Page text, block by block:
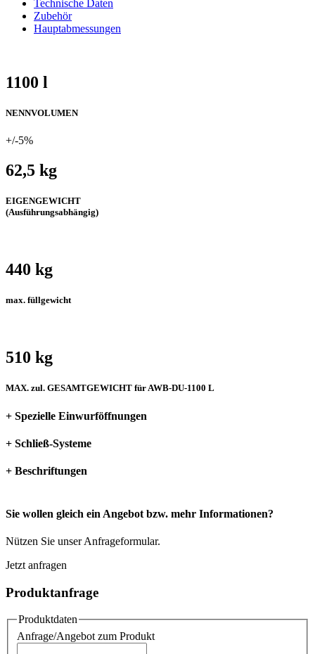
Technische Daten
Zubehör
Hauptabmessungen
1100 l
NENNVOLUMEN
+/-5%
62,5 kg
EIGENGEWICHT
(Ausführungsabhängig)
440 kg
max. füllgewicht
510 kg
MAX. zul. GESAMTGEWICHT für AWB-DU-1100 L
+ Spezielle Einwurföffnungen
+ Schließ-Systeme
+ Beschriftungen
Sie wollen gleich ein Angebot bzw. mehr Informationen?
Nützen Sie unser Anfrageformular.
Jetzt anfragen
Produktanfrage
Produktdaten
Anfrage/Angebot zum Produkt